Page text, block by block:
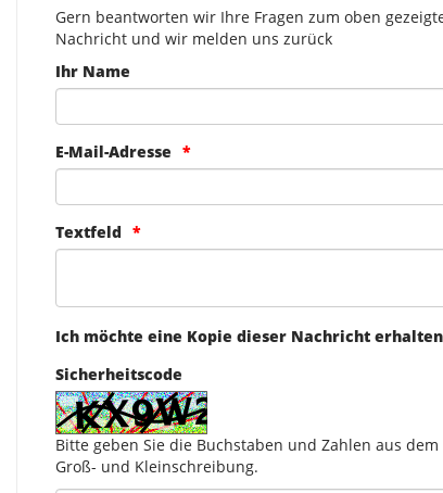
Gern beantworten wir Ihre Fragen zum oben
Nachricht und wir melden uns zurück
Ihr Name
E-Mail-Adresse
Textfeld
Ich möchte eine Kopie dieser Nachricht erhalten
Sicherheitscode
Bitte geben Sie die Buchstaben und Zahlen aus
Groß- und Kleinschreibung.